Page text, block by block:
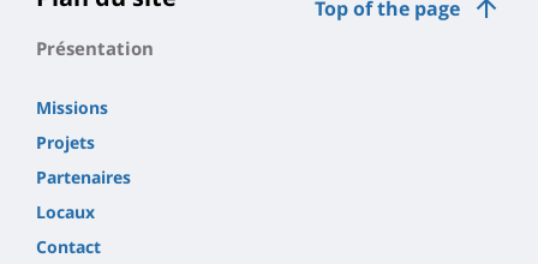
Top of the page
Présentation
Missions
Projets
Partenaires
Locaux
Contact